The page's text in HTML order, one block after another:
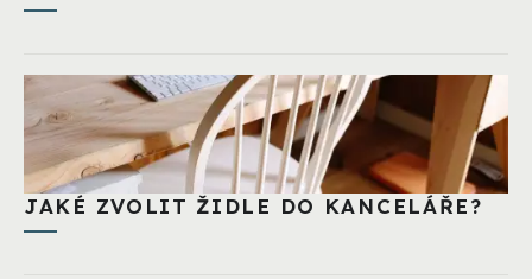
JAKÉ ZVOLIT ŽIDLE DO KANCELÁŘE?